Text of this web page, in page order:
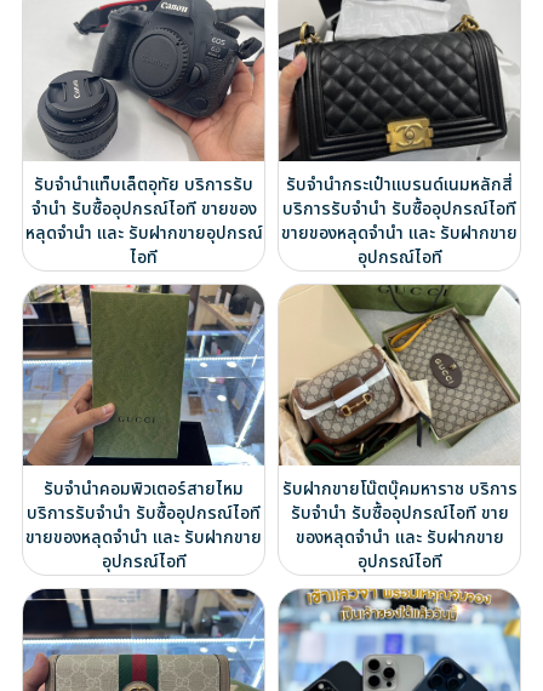
รับจำนำแท็บเล็ตอุทัย บริการรับ
จำนำ รับซื้ออุปกรณ์ไอที ขายของ
หลุดจำนำ และ รับฝากขายอุปกรณ์
ไอที
รับจำนำกระเป๋าแบรนด์เนมหลักสี่
บริการรับจำนำ รับซื้ออุปกรณ์ไอที
ขายของหลุดจำนำ และ รับฝากขาย
อุปกรณ์ไอที
รับจำนำคอมพิวเตอร์สายไหม
บริการรับจำนำ รับซื้ออุปกรณ์ไอที
ขายของหลุดจำนำ และ รับฝากขาย
อุปกรณ์ไอที
รับฝากขายโน๊ตบุ๊คมหาราช บริการ
รับจำนำ รับซื้ออุปกรณ์ไอที ขาย
ของหลุดจำนำ และ รับฝากขาย
อุปกรณ์ไอที